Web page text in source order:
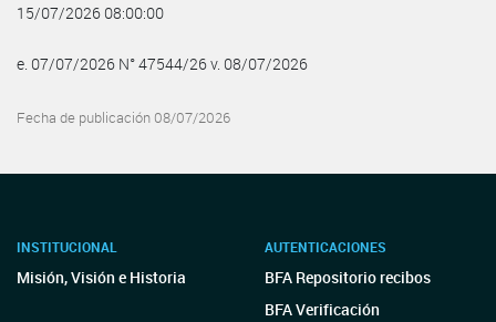
15/07/2026 08:00:00
e. 07/07/2026 N° 47544/26 v. 08/07/2026
Fecha de publicación 08/07/2026
INSTITUCIONAL
Misión, Visión e Historia
AUTENTICACIONES
BFA Repositorio recibos
BFA Verificación